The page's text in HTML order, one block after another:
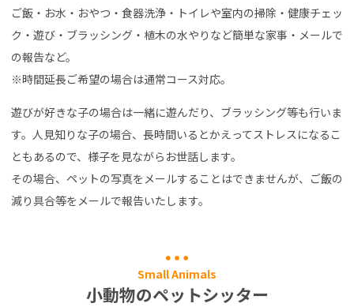
ご飯・お水・おやつ・食器洗浄・トイレや室内の掃除・健康チェッ
ク・遊び・ブラッシング・植木の水やりなど簡単な家事・メールで
の報告など。
※時間延長ご希望の場合は通常コース対応。
遊びが好きな子の場合は一緒に遊んだり、ブラッシング等も行いま
す。人見知りな子の場合、長時間いるとかえってストレスになるこ
ともあるので、様子を見ながらお世話します。
その場合、ペットの写真をメールすることはできませんが、ご飯の
減り具合等をメールで報告いたします。
Small Animals
小動物のペットシッター